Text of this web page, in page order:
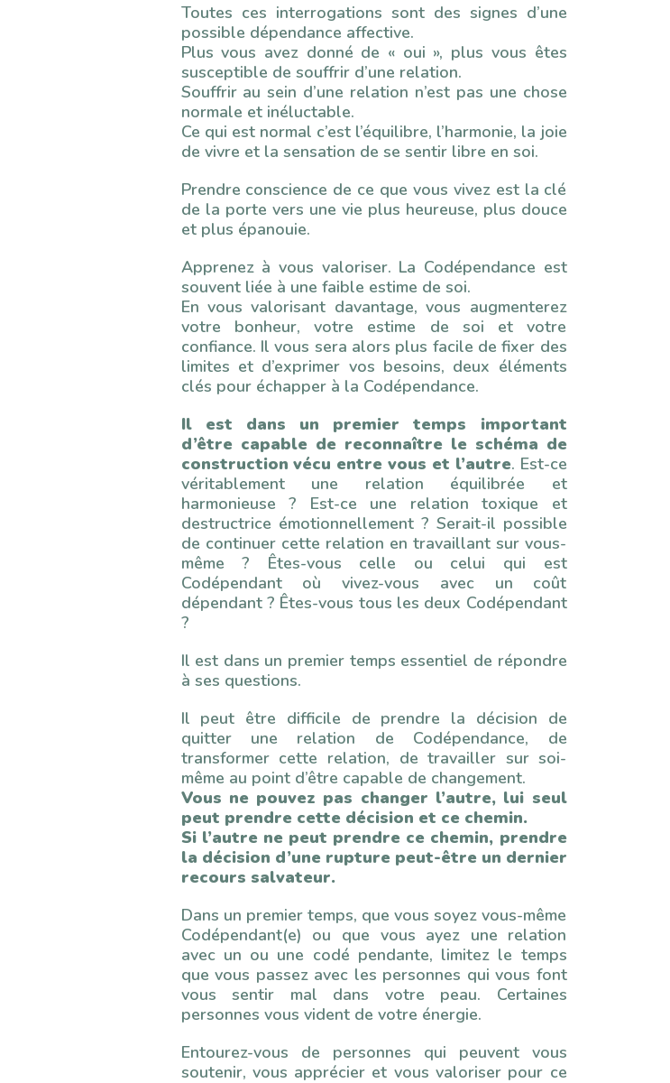
Toutes ces interrogations sont des signes d’une
possible dépendance affective.
Plus vous avez donné de « oui », plus vous êtes
susceptible de souffrir d’une relation.
Souffrir au sein d’une relation n’est pas une chose
normale et inéluctable.
Ce qui est normal c’est l’équilibre, l’harmonie, la joie
de vivre et la sensation de se sentir libre en soi.
Prendre conscience de ce que vous vivez est la clé
de la porte vers une vie plus heureuse, plus douce
et plus épanouie.
Apprenez à vous valoriser. La Codépendance est
souvent liée à une faible estime de soi.
En vous valorisant davantage, vous augmenterez
votre bonheur, votre estime de soi et votre
confiance. Il vous sera alors plus facile de fixer des
limites et d’exprimer vos besoins, deux éléments
clés pour échapper à la Codépendance.
Il est dans un premier temps important
d’être capable de reconnaître le schéma de
construction vécu entre vous et l’autre. Est-ce
véritablement une relation équilibrée et
harmonieuse ? Est-ce une relation toxique et
destructrice émotionnellement ? Serait-il possible
de continuer cette relation en travaillant sur vous-
même ? Êtes-vous celle ou celui qui est
Codépendant où vivez-vous avec un coût
dépendant ? Êtes-vous tous les deux Codépendant
?
Il est dans un premier temps essentiel de répondre
à ses questions.
Il peut être difficile de prendre la décision de
quitter une relation de Codépendance, de
transformer cette relation, de travailler sur soi-
même au point d’être capable de changement.
Vous ne pouvez pas changer l’autre, lui seul
peut prendre cette décision et ce chemin.
Si l’autre ne peut prendre ce chemin, prendre
la décision d’une rupture peut-être un dernier
recours salvateur.
Dans un premier temps, que vous soyez vous-même
Codépendant(e) ou que vous ayez une relation
avec un ou une codé pendante, limitez le temps
que vous passez avec les personnes qui vous font
vous sentir mal dans votre peau. Certaines
personnes vous vident de votre énergie.
Entourez-vous de personnes qui peuvent vous
soutenir, vous apprécier et vous valoriser pour ce